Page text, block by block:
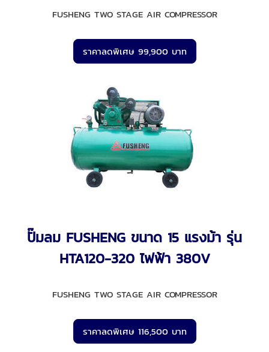
FUSHENG TWO STAGE AIR COMPRESSOR
ราคาลดพิเศษ 99,900 บาท
ปั๊มลม FUSHENG ขนาด 15 แรงม้า รุ่น
HTA120-320 ไฟฟ้า 380V
FUSHENG TWO STAGE AIR COMPRESSOR
ราคาลดพิเศษ 116,500 บาท